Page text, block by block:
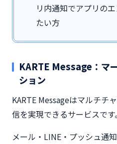
リ内通知でアプリの
たい方
KARTE Message：マ
ション
KARTE Messageはマルチチ
信を実現できるサービスです。
メール・LINE・プッシュ通